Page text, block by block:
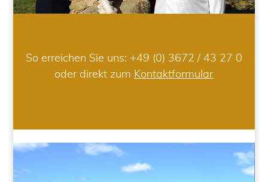
So erreichen Sie uns: +49 (0) 3672 / 43 27 0
oder direkt zum Kontaktformular